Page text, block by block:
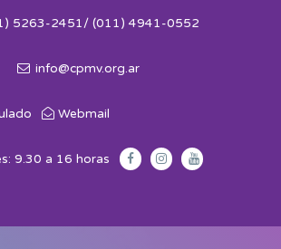
5263-2451/ (011) 4941-0552
info@cpmv.org.ar
Webmail
9.30 a 16 horas